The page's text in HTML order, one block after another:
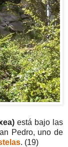
está bajo las
Pedro, uno de
. (19)